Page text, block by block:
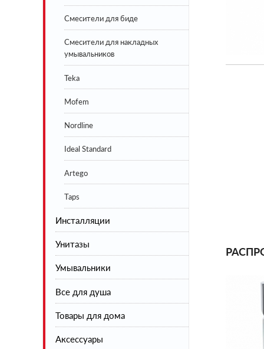
Смесители для биде
Смесители для накладных
умывальников
Teka
Mofem
Nordline
Ideal Standard
Artego
Taps
Инсталляции
Унитазы
Напольные
Подвесные
Инсталляции
Умывальники
Все для душа
Душевая коллекция
Шторы на ванну
Товары для дома
Сушилки для белья
Аксессуары